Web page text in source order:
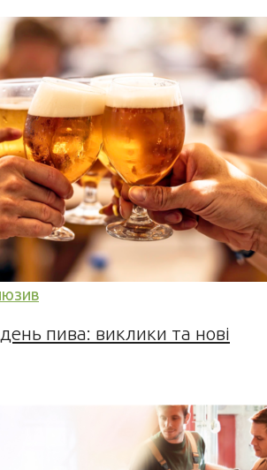
пива: виклики та нові